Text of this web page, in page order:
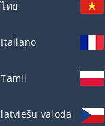
ไทย
Italiano
Tamil
latviešu valoda